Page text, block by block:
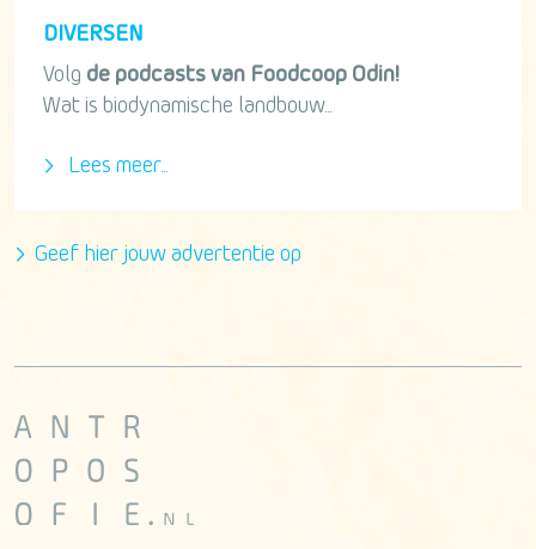
DIVERSEN
Volg de podcasts van Foodcoop Odin!
Wat is biodynamische landbouw...
Lees meer...
Geef hier jouw advertentie op